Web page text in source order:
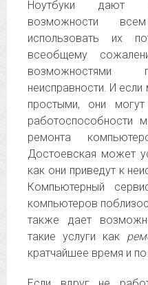
Ноутбуки дают
возможности
использовать их
всеобщему
возможностями
неисправности. И
простыми, они
работоспособности
ремонта
Достоевская может
как они приведут к
Компьютерный
компьютеров
также дает
такие услуги как
кратчайшее время и